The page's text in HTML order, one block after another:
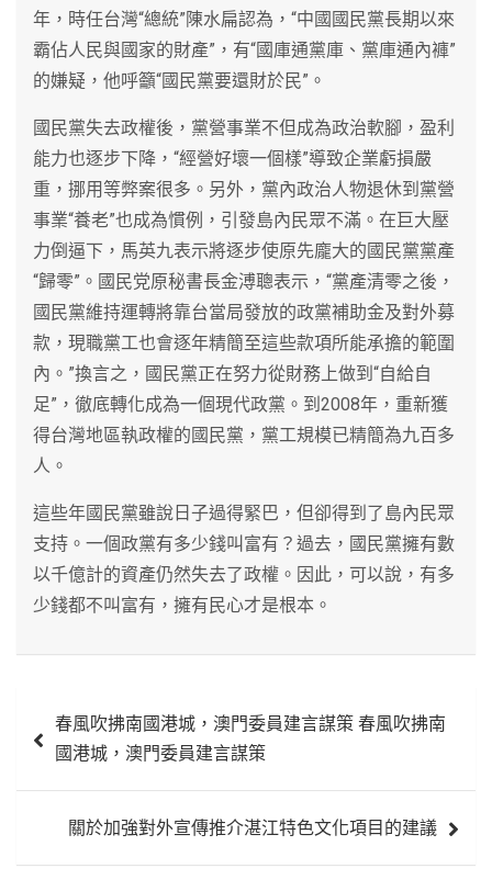
年，時任台灣“總統”陳水扁認為，“中國國民黨長期以來
霸佔人民與國家的財產”，有“國庫通黨庫、黨庫通內褲”
的嫌疑，他呼籲“國民黨要還財於民”。
國民黨失去政權後，黨營事業不但成為政治軟腳，盈利
能力也逐步下降，“經營好壞一個樣”導致企業虧損嚴
重，挪用等弊案很多。另外，黨內政治人物退休到黨營
事業“養老”也成為慣例，引發島內民眾不滿。在巨大壓
力倒逼下，馬英九表示將逐步使原先龐大的國民黨黨產
“歸零”。國民党原秘書長金溥聰表示，“黨產清零之後，
國民黨維持運轉將靠台當局發放的政黨補助金及對外募
款，現職黨工也會逐年精簡至這些款項所能承擔的範圍
內。”換言之，國民黨正在努力從財務上做到“自給自
足”，徹底轉化成為一個現代政黨。到2008年，重新獲
得台灣地區執政權的國民黨，黨工規模已精簡為九百多
人。
這些年國民黨雖說日子過得緊巴，但卻得到了島內民眾
支持。一個政黨有多少錢叫富有？過去，國民黨擁有數
以千億計的資產仍然失去了政權。因此，可以說，有多
少錢都不叫富有，擁有民心才是根本。
章 春風吹拂南國港城，澳門委員建言謀策 春風吹拂南
國港城，澳門委員建言謀策
關於加強對外宣傳推介湛江特色文化項目的建議